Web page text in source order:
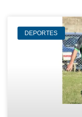
DEPORTES